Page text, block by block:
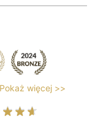
Pokaż więcej >>